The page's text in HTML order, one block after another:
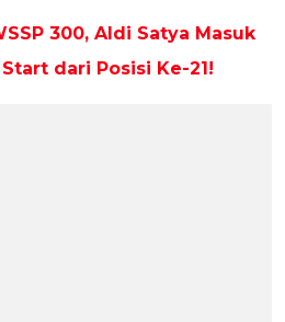
300, Aldi Satya Masuk
dari Posisi Ke-21!